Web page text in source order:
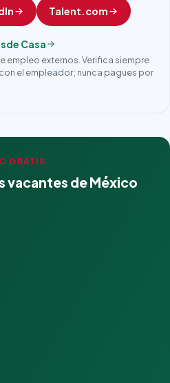
Talent.com
Casa
empleo externos. Verifica siempre
el empleador; nunca pagues por
GRATIS
vacantes de México